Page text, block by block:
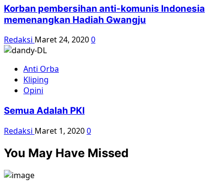
Korban pembersihan anti-komunis Indonesia
memenangkan Hadiah Gwangju
Redaksi Maret 24, 20200
Anti Orba
Kliping
Opini
Semua Adalah PKI
Redaksi Maret 1, 20200
You May Have Missed